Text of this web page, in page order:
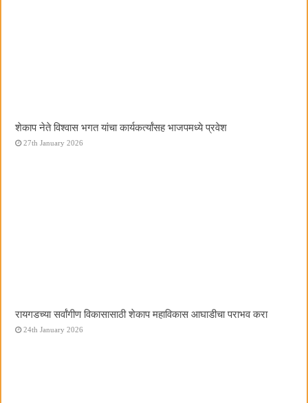
शेकाप नेते विश्वास भगत यांचा कार्यकर्त्यांसह भाजपमध्ये प्रवेश
27th January 2026
रायगडच्या सर्वांगीण विकासासाठी शेकाप महाविकास आघाडीचा पराभव करा
24th January 2026